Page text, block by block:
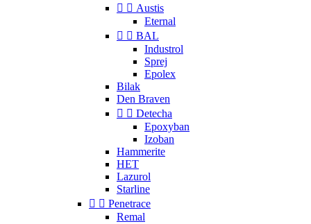
  Austis
Eternal
  BAL
Industrol
Sprej
Epolex
Bilak
Den Braven
  Detecha
Epoxyban
Izoban
Hammerite
HET
Lazurol
Starline
  Penetrace
Remal